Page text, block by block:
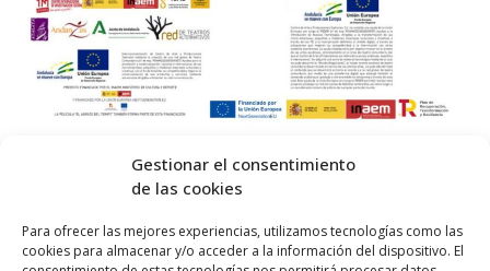
Gestionar el consentimiento
de las cookies
Para ofrecer las mejores experiencias, utilizamos tecnologías como las
cookies para almacenar y/o acceder a la información del dispositivo. El
by QM.